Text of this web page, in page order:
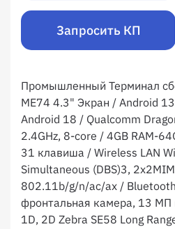
Запросить КП
Промышленный Терминал
ME74 4.3" Экран / Android
Android 18 / Qualcomm
2.4GHz, 8-core / 4GB RAM-
31 клавиша / Wireless LAN
Simultaneous (DBS)3,
802.11b/g/n/ac/ax /
фронтальная камера, 13 МП
1D, 2D Zebra SE58 Long